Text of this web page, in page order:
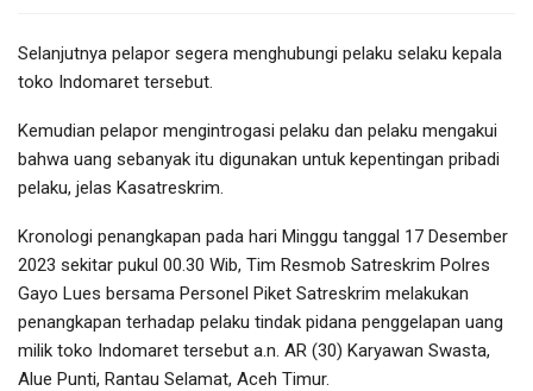
Selanjutnya pelapor segera menghubungi pelaku selaku kepala
toko Indomaret tersebut.
Kemudian pelapor mengintrogasi pelaku dan pelaku mengakui
bahwa uang sebanyak itu digunakan untuk kepentingan pribadi
pelaku, jelas Kasatreskrim.
Kronologi penangkapan pada hari Minggu tanggal 17 Desember
2023 sekitar pukul 00.30 Wib, Tim Resmob Satreskrim Polres
Gayo Lues bersama Personel Piket Satreskrim melakukan
penangkapan terhadap pelaku tindak pidana penggelapan uang
milik toko Indomaret tersebut a.n. AR (30) Karyawan Swasta,
Alue Punti, Rantau Selamat, Aceh Timur.